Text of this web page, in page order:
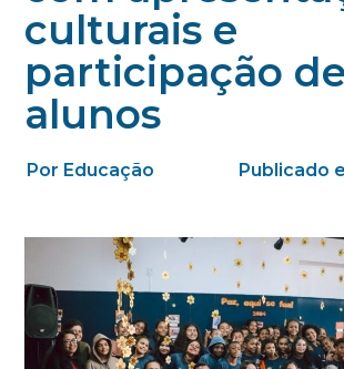
culturais e
participação de
alunos
Por Educação Publicado